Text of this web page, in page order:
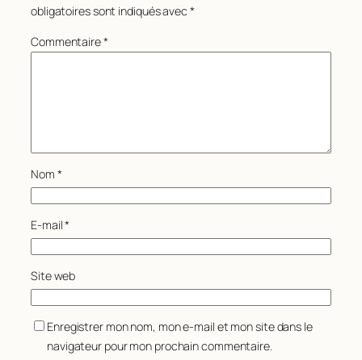
obligatoires sont indiqués avec *
Commentaire*
Nom *
E-mail*
Site web
Enregistrer mon nom, mon e-mail et mon site dans le
navigateur pour mon prochain commentaire.